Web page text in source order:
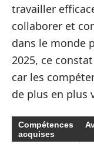
travailler
collaborer et
dans le monde
2025, ce
car les
de plus en plus
Compétences
acquises